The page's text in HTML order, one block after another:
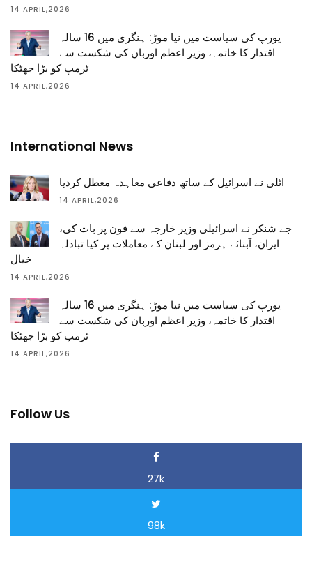
14 APRIL,2026
یورپ کی سیاست میں نیا موڑ: ہنگری میں 16 سالہ
اقتدار کا خاتمہ، وزیر اعظم اوربان کی شکست سے
ٹرمپ کو بڑا جھٹکا
14 APRIL,2026
International News
اٹلی نے اسرائیل کے ساتھ دفاعی معاہدہ معطل کردیا
14 APRIL,2026
جے شنکر نے اسرائیلی وزیر خارجہ سے فون پر بات کی،
ایران، آبنائے ہرمز اور لبنان کے معاملات پر کیا تبادلہ
خیال
14 APRIL,2026
یورپ کی سیاست میں نیا موڑ: ہنگری میں 16 سالہ
اقتدار کا خاتمہ، وزیر اعظم اوربان کی شکست سے
ٹرمپ کو بڑا جھٹکا
14 APRIL,2026
Follow Us
27k
98k